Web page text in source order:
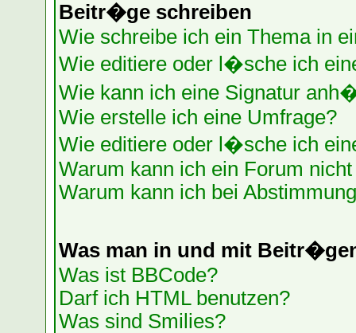
Beitr�ge schreiben
Wie schreibe ich ein Thema in
Wie editiere oder l�sche ich
Wie kann ich eine Signatur
Wie erstelle ich eine Umfrage?
Wie editiere oder l�sche ich
Warum kann ich ein Forum
Warum kann ich bei
Was man in und mit
Was ist BBCode?
Darf ich HTML benutzen?
Was sind Smilies?